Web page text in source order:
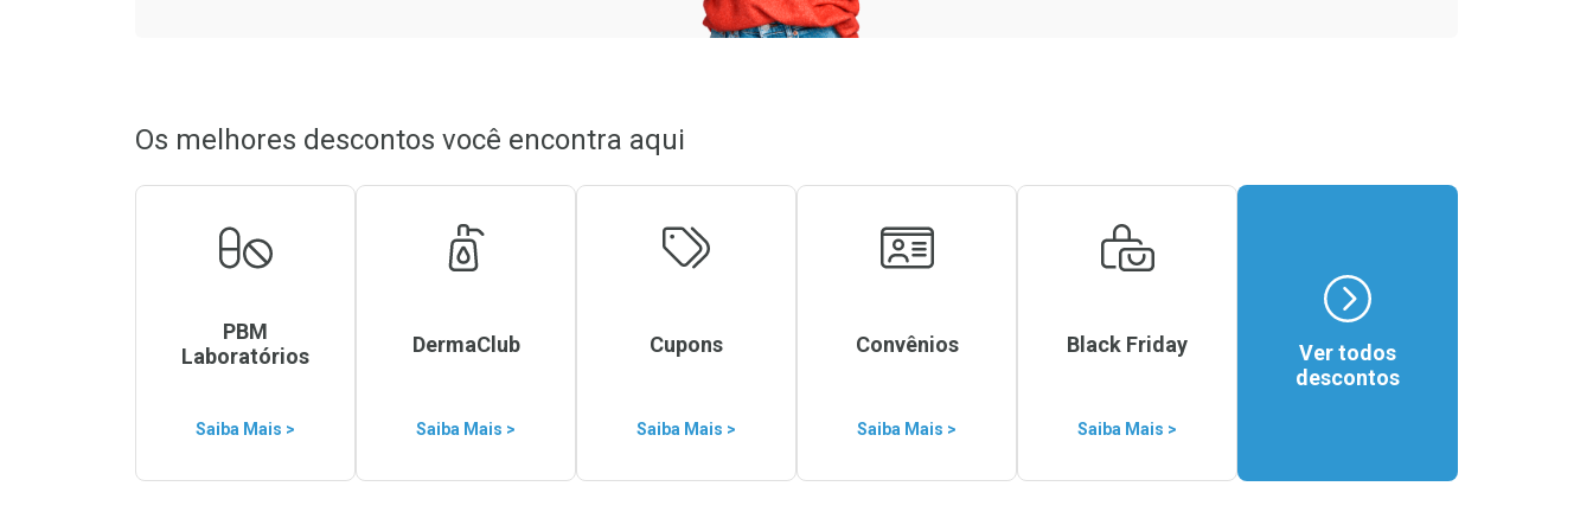
Os melhores descontos você encontra aqui
PBM
Laboratórios
Saiba Mais >
DermaClub
Saiba Mais >
Cupons
Saiba Mais >
Convênios
Saiba Mais >
Black Friday
Saiba Mais >
Ver todos
descontos